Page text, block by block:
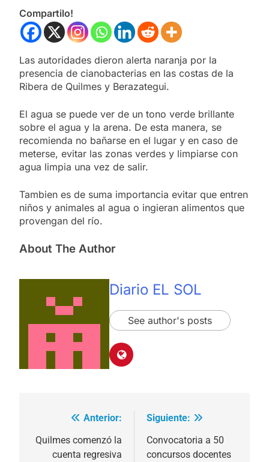
Compartilo!
Las autoridades dieron alerta naranja por la
presencia de cianobacterias en las costas de la
Ribera de Quilmes y Berazategui.
El agua se puede ver de un tono verde brillante
sobre el agua y la arena. De esta manera, se
recomienda no bañarse en el lugar y en caso de
meterse, evitar las zonas verdes y limpiarse con
agua limpia una vez de salir.
Tambien es de suma importancia evitar que entren
niños y animales al agua o ingieran alimentos que
provengan del río.
About The Author
Diario EL SOL
See author's posts
Navegación
de
Anterior:
Quilmes comenzó la
cuenta regresiva
Siguiente:
Convocatoria a 50
concursos docentes